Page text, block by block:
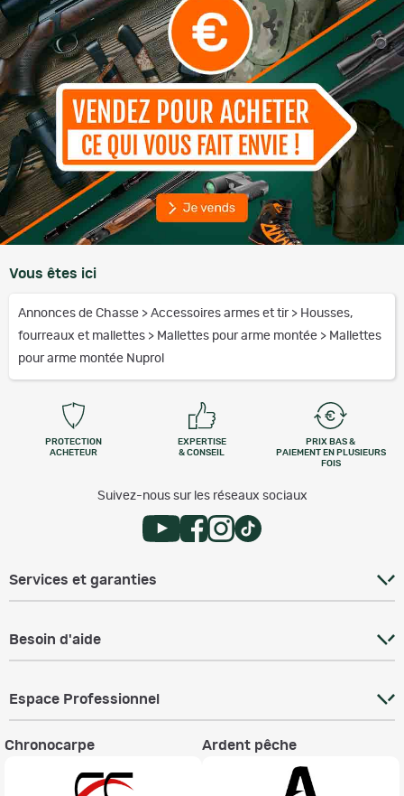
Vous êtes ici
Annonces de Chasse > Accessoires armes et tir > Housses,
fourreaux et mallettes > Mallettes pour arme montée > Mallettes
pour arme montée Nuprol
PROTECTION
ACHETEUR
EXPERTISE
& CONSEIL
PRIX BAS &
PAIEMENT EN PLUSIEURS
FOIS
Suivez-nous sur les réseaux sociaux
Services et garanties
Besoin d'aide
Espace Professionnel
Chronocarpe Ardent pêche